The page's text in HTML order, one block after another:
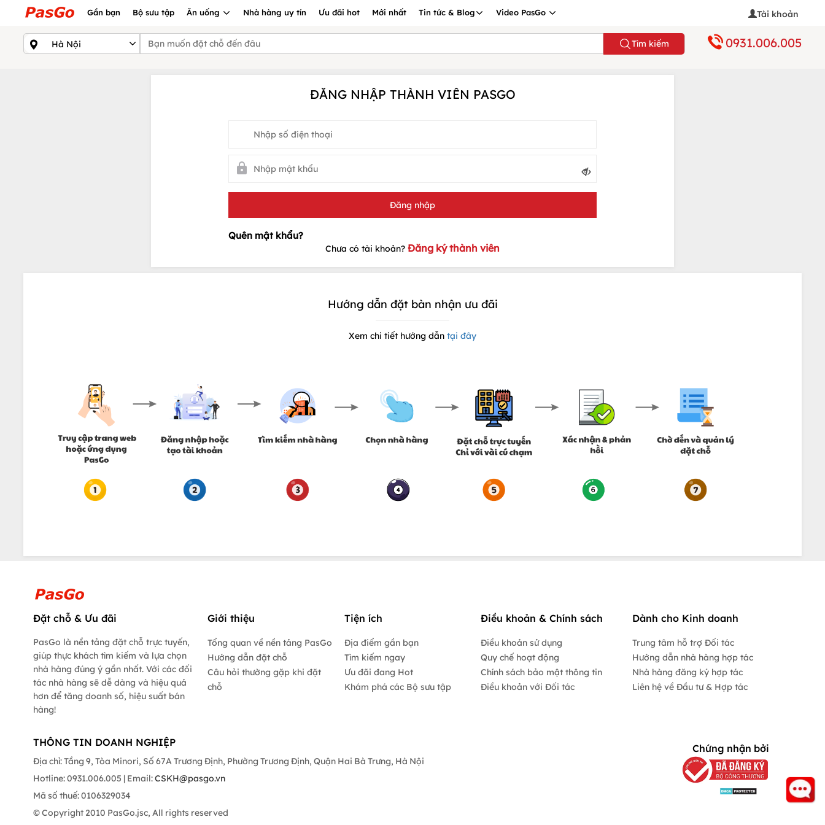
Gần bạn Bộ sưu tập Ăn uống Nhà hàng uy tín Ưu đãi hot Mới nhất Tin tức & Blog Video PasGo Tài khoản
Tìm kiếm 0931.006.005
ĐĂNG NHẬP THÀNH VIÊN PASGO
Chưa có tài khoản? Đăng ký thành viên
Hướng dẫn đặt bàn nhận ưu đãi
Xem chi tiết hướng dẫn tại đây
Đặt chỗ & Ưu đãi
PasGo là nền tảng đặt chỗ trực tuyến,
giúp thực khách tìm kiếm và lựa chọn
nhà hàng đúng ý gần nhất. Với các đối
tác nhà hàng sẽ dễ dàng và hiệu quả
hơn để tăng doanh số, hiệu suất bán
hàng!
Giới thiệu
Tổng quan về nền tảng PasGo
Hướng dẫn đặt chỗ
Câu hỏi thường gặp khi đặt
chỗ
Tiện ích
Địa điểm gần bạn
Tìm kiếm ngay
Ưu đãi đang Hot
Khám phá các Bộ sưu tập
Điều khoản & Chính sách
Điều khoản sử dụng
Quy chế hoạt động
Chính sách bảo mật thông tin
Điều khoản với Đối tác
Dành cho Kinh doanh
Trung tâm hỗ trợ Đối tác
Hướng dẫn nhà hàng hợp tác
Nhà hàng đăng ký hợp tác
Liên hệ về Đầu tư & Hợp tác
THÔNG TIN DOANH NGHIỆP
Địa chỉ: Tầng 9, Tòa Minori, Số 67A Trương Định, Phường Trương Định, Quận Hai Bà Trưng, Hà Nội
Hotline: 0931.006.005 | Email:CSKH@pasgo.vn
Mã số thuế: 0106329034
© Copyright 2010 PasGo.jsc, All rights reserved
Chứng nhận bởi